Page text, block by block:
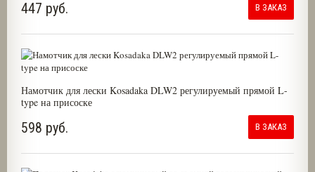
447 руб. В ЗАКАЗ
Намотчик для лески Kosadaka DLW2 регулируемый прямой L-
type на присоске
598 руб. В ЗАКАЗ